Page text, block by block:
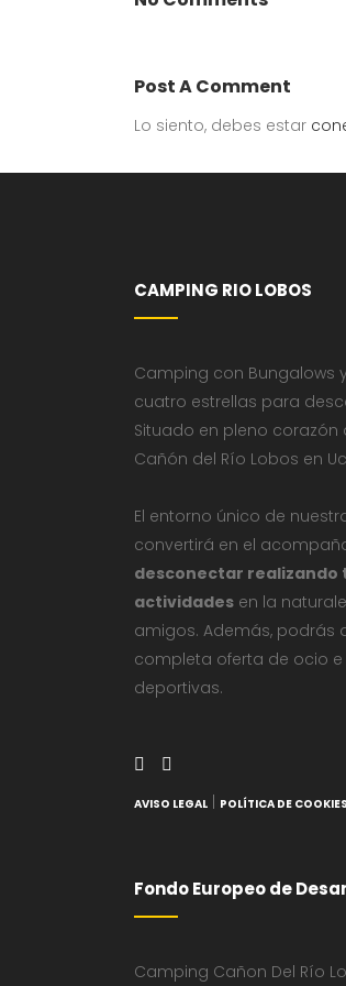
Post A Comment
Lo siento, debes estar
CAMPING RIO LOBOS
Camping con Bungalows
cuatro estrellas para
Situado en pleno corazón
Cañón del Río Lobos en
El entorno único de
convertirá en el
desconectar realizando
actividades en la
amigos. Además, podrás
completa oferta de ocio
deportivas.
AVISO LEGAL POLÍTICA DE COOKIES
Fondo Europeo de
Camping Cañon Del Río